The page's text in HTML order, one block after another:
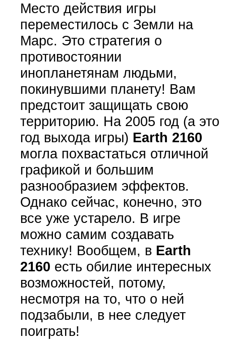
Место действия игры
переместилось с Земли на
Марс. Это стратегия о
противостоянии
инопланетянам людьми,
покинувшими планету! Вам
предстоит защищать свою
территорию. На 2005 год (а это
год выхода игры) Earth 2160
могла похвастаться отличной
графикой и большим
разнообразием эффектов.
Однако сейчас, конечно, это
все уже устарело. В игре
можно самим создавать
технику! Вообщем, в Earth
2160 есть обилие интересных
возможностей, потому,
несмотря на то, что о ней
подзабыли, в нее следует
поиграть!